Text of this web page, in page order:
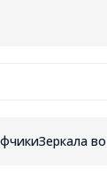
Зеркала